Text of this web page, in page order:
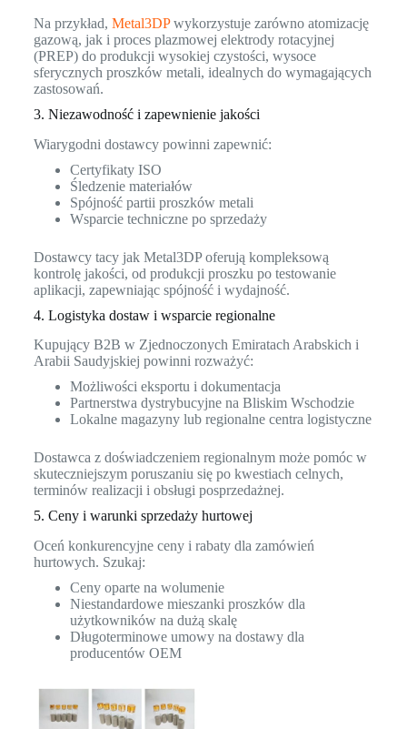
Na przykład, Metal3DPwykorzystuje zarówno atomizację
gazową, jak i proces plazmowej elektrody rotacyjnej
(PREP) do produkcji wysokiej czystości, wysoce
sferycznych proszków metali, idealnych do wymagających
zastosowań.
3. Niezawodność i zapewnienie jakości
Wiarygodni dostawcy powinni zapewnić:
Certyfikaty ISO
Śledzenie materiałów
Spójność partii proszków metali
Wsparcie techniczne po sprzedaży
Dostawcy tacy jak Metal3DP oferują kompleksową
kontrolę jakości, od produkcji proszku po testowanie
aplikacji, zapewniając spójność i wydajność.
4. Logistyka dostaw i wsparcie regionalne
Kupujący B2B w Zjednoczonych Emiratach Arabskich i
Arabii Saudyjskiej powinni rozważyć:
Możliwości eksportu i dokumentacja
Partnerstwa dystrybucyjne na Bliskim Wschodzie
Lokalne magazyny lub regionalne centra logistyczne
Dostawca z doświadczeniem regionalnym może pomóc w
skuteczniejszym poruszaniu się po kwestiach celnych,
terminów realizacji i obsługi posprzedażnej.
5. Ceny i warunki sprzedaży hurtowej
Oceń konkurencyjne ceny i rabaty dla zamówień
hurtowych. Szukaj:
Ceny oparte na wolumenie
Niestandardowe mieszanki proszków dla
użytkowników na dużą skalę
Długoterminowe umowy na dostawy dla
producentów OEM